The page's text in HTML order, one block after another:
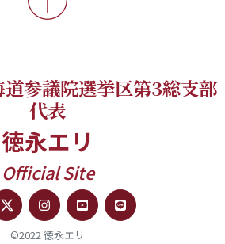
参議院選挙区第3総支部
代表
徳永エリ
Official Site
©2022 徳永エリ